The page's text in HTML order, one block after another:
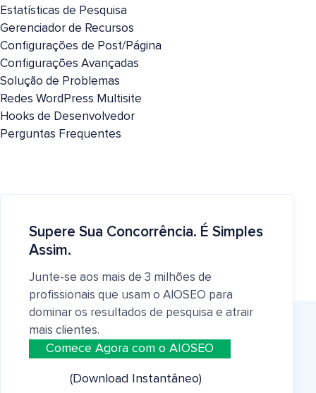
Estatísticas de Pesquisa
Gerenciador de Recursos
Configurações de Post/Página
Configurações Avançadas
Solução de Problemas
Redes WordPress Multisite
Hooks de Desenvolvedor
Perguntas Frequentes
Supere Sua Concorrência. É Simples
Assim.
Junte-se aos mais de 3 milhões de
profissionais que usam o AIOSEO para
dominar os resultados de pesquisa e atrair
mais clientes.
Comece Agora com o AIOSEO
(Download Instantâneo)